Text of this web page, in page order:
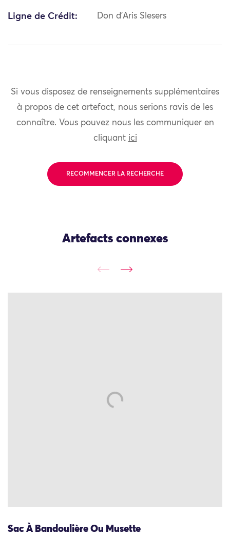
Ligne de Crédit: Don d'Aris Slesers
Si vous disposez de renseignements supplémentaires
à propos de cet artefact, nous serions ravis de les
connaître. Vous pouvez nous les communiquer en
cliquant ici
RECOMMENCER LA RECHERCHE
Artefacts connexes
Sac À Bandoulière Ou Musette